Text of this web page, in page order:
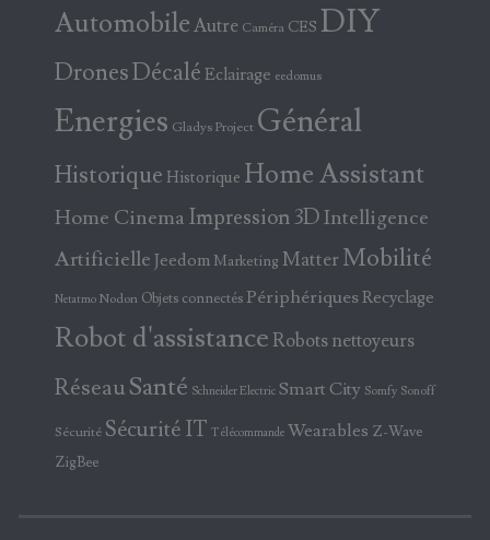
AutomobileAutre Caméra CES DIY
DronesDécalé Eclairage eedomus
Energies Gladys Project Général
Historique Historique Home Assistant
Home Cinema Impression 3DIntelligence
Artificielle Jeedom Marketing Matter Mobilité
Netatmo Nodon Objets connectés PériphériquesRecyclage
Robot d'assistance Robots nettoyeurs
RéseauSanté Schneider Electric Smart City Somfy Sonoff
Sécurité Sécurité IT Télécommande Wearables Z-Wave
ZigBee